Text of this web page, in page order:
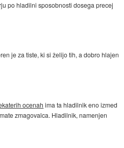
po hladilni sposobnosti dosega precej
je za tiste, ki si želijo tih, a dobro hlajen
ocenah ima ta hladilnik eno izmed
zmagovalca. Hladilnik, namenjen